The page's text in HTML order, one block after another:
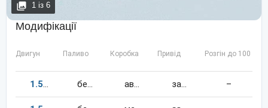
1 із 6
Модифікації
Двигун Паливо Коробка Привід Розгін до 100 км/
1.570 бензин автомат задній –